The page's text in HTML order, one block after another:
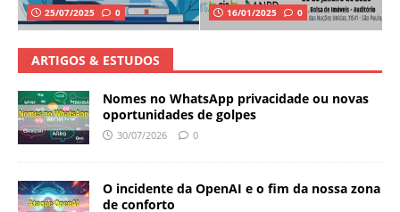
25/07/2025 0 16/01/2025 0
ARTIGOS & ESTUDOS
Nomes no WhatsApp privacidade ou novas
oportunidades de golpes
30/07/2026 0
O incidente da OpenAI e o fim da nossa zona
de conforto